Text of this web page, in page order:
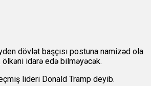
dövlət başçısı postuna namizəd ola
idarə edə bilməyəcək.
lideri Donald Tramp deyib.